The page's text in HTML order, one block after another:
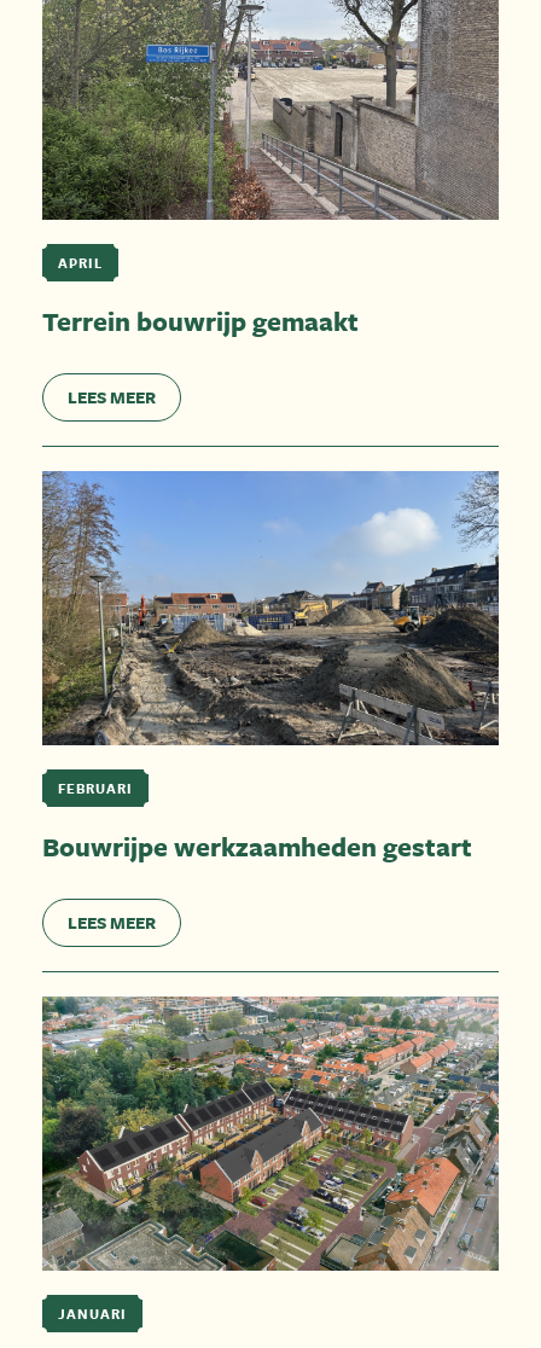
APRIL
Terrein bouwrijp gemaakt
LEES MEER
FEBRUARI
Bouwrijpe werkzaamheden gestart
LEES MEER
JANUARI